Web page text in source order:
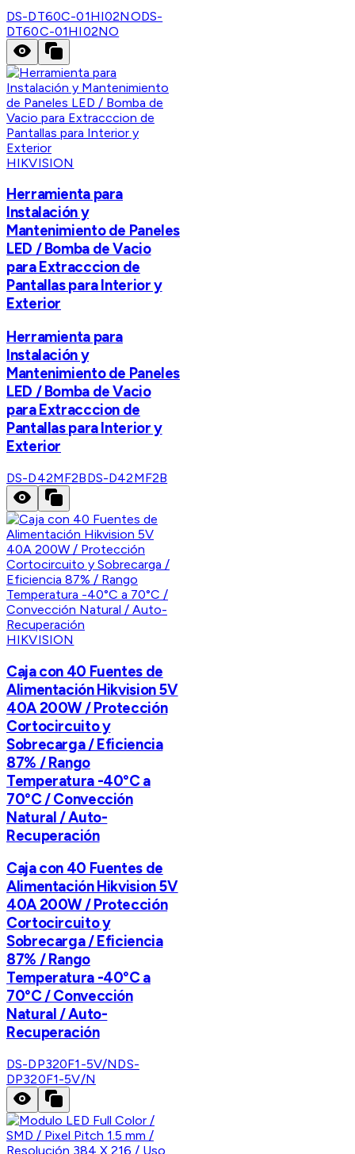
DS-DT60C-01HI02NODS-
DT60C-01HI02NO
HIKVISION
Herramienta para
Instalación y
Mantenimiento de Paneles
LED / Bomba de Vacio
para Extracccion de
Pantallas para Interior y
Exterior
Herramienta para
Instalación y
Mantenimiento de Paneles
LED / Bomba de Vacio
para Extracccion de
Pantallas para Interior y
Exterior
DS-D42MF2BDS-D42MF2B
HIKVISION
Caja con 40 Fuentes de
Alimentación Hikvision 5V
40A 200W / Protección
Cortocircuito y
Sobrecarga / Eficiencia
87% / Rango
Temperatura -40°C a
70°C / Convección
Natural / Auto-
Recuperación
Caja con 40 Fuentes de
Alimentación Hikvision 5V
40A 200W / Protección
Cortocircuito y
Sobrecarga / Eficiencia
87% / Rango
Temperatura -40°C a
70°C / Convección
Natural / Auto-
Recuperación
DS-DP320F1-5V/NDS-
DP320F1-5V/N